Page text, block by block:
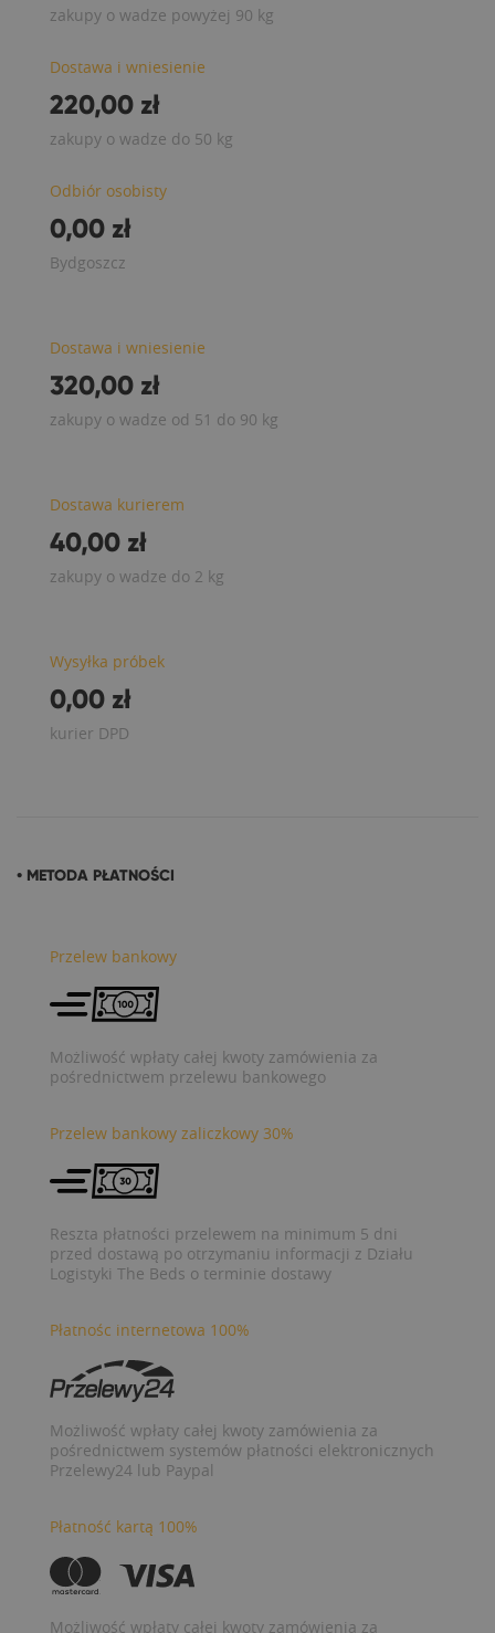
zakupy o wadze powyżej 90 kg
Dostawa i wniesienie
220,00 zł
zakupy o wadze do 50 kg
Odbiór osobisty
0,00 zł
Bydgoszcz
Dostawa i wniesienie
320,00 zł
zakupy o wadze od 51 do 90 kg
Dostawa kurierem
40,00 zł
zakupy o wadze do 2 kg
Wysyłka próbek
0,00 zł
kurier DPD
• METODA PŁATNOŚCI
Przelew bankowy
Możliwość wpłaty całej kwoty zamówienia za
pośrednictwem przelewu bankowego
Przelew bankowy zaliczkowy 30%
Reszta płatności przelewem na minimum 5 dni
przed dostawą po otrzymaniu informacji z Działu
Logistyki The Beds o terminie dostawy
Płatnośc internetowa 100%
Możliwość wpłaty całej kwoty zamówienia za
pośrednictwem systemów płatności elektronicznych
Przelewy24 lub Paypal
Płatność kartą 100%
Możliwość wpłaty całej kwoty zamówienia za